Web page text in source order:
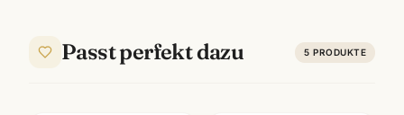
Passt perfekt dazu 5 PRODUKTE